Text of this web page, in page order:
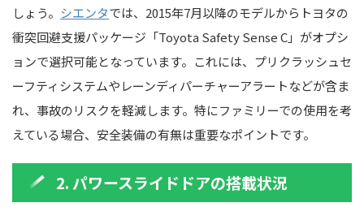
しょう。 シエンタでは、2015年7月以降のモデルからトヨタの
衝突回避支援パッケージ「Toyota Safety Sense C」がオプシ
ョンで選択可能となっています。これには、プリクラッシュセ
ーフティシステムやレーンディパーチャーアラートなどが含ま
れ、事故のリスクを軽減します。特にファミリーでの使用を考
えている場合、安全装備の有無は重要なポイントです。
2. パワースライドドアの搭載状況